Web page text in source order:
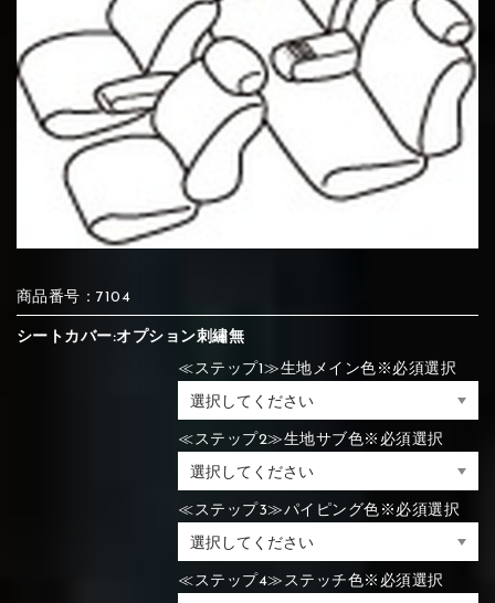
⑦Blue ⑧Orange ⑨Pink
⑪Black ⑫Ivory
⑬Light gray ⑭Caramel
⑦Blue ⑧Orange ⑨Pink
⑩White ⑪Black ⑫Ivory
⑭Caramel
④Brown ⑤Dark Brown ⑥Yellow
⑦Blue ⑧Orange
⑪Black ⑫Ivory
⑭Caramel ⑮Wine red
④Beige ⑤Ivory ⑥Red
⑦Wine-red
⑪Blue ⑫Aqua blue
④Beige ⑤Ivory ⑥Red
⑦Wine-red
⑪Blue
⑭Pink ⑮Rose pink
商品番号：7104
シートカバー:オプション刺繡無
≪ステップ1≫生地メイン色※必須選択
≪ステップ2≫生地サブ色※必須選択
≪ステップ3≫パイピング色※必須選択
≪ステップ4≫ステッチ色※必須選択